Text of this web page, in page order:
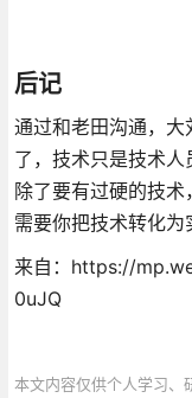
后记
通过和老田沟通，大
了，技术只是技术人
除了要有过硬的技术
需要你把技术转化为
来自：https://
0uJQ
本文内容仅供个人学习、